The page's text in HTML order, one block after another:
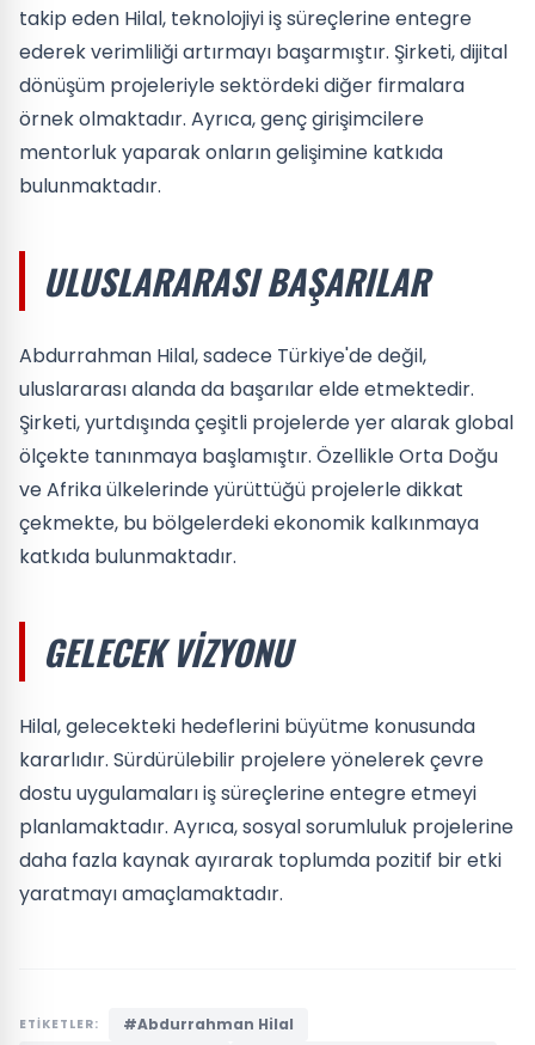
takip eden Hilal, teknolojiyi iş süreçlerine entegre
ederek verimliliği artırmayı başarmıştır. Şirketi, dijital
dönüşüm projeleriyle sektördeki diğer firmalara
örnek olmaktadır. Ayrıca, genç girişimcilere
mentorluk yaparak onların gelişimine katkıda
bulunmaktadır.
ULUSLARARASI BAŞARILAR
Abdurrahman Hilal, sadece Türkiye'de değil,
uluslararası alanda da başarılar elde etmektedir.
Şirketi, yurtdışında çeşitli projelerde yer alarak global
ölçekte tanınmaya başlamıştır. Özellikle Orta Doğu
ve Afrika ülkelerinde yürüttüğü projelerle dikkat
çekmekte, bu bölgelerdeki ekonomik kalkınmaya
katkıda bulunmaktadır.
GELECEK VIZYONU
Hilal, gelecekteki hedeflerini büyütme konusunda
kararlıdır. Sürdürülebilir projelere yönelerek çevre
dostu uygulamaları iş süreçlerine entegre etmeyi
planlamaktadır. Ayrıca, sosyal sorumluluk projelerine
daha fazla kaynak ayırarak toplumda pozitif bir etki
yaratmayı amaçlamaktadır.
ETİKETLER:
#Abdurrahman Hilal